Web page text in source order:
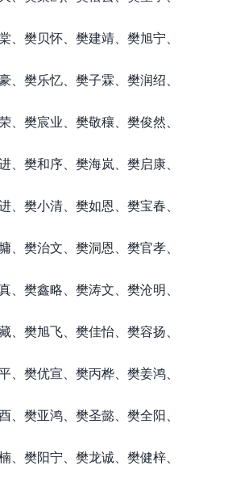
、樊贝怀、樊建靖、樊旭宁、
、樊乐忆、樊子霖、樊润绍、
、樊宸业、樊敬穰、樊俊然、
、樊和序、樊海岚、樊启康、
、樊小清、樊如恩、樊宝春、
、樊治文、樊洞恩、樊官孝、
、樊鑫略、樊涛文、樊沧明、
、樊旭飞、樊佳怡、樊容扬、
、樊优宣、樊丙桦、樊姜鸿、
、樊亚鸿、樊圣懿、樊全阳、
、樊阳宁、樊龙诚、樊健梓、